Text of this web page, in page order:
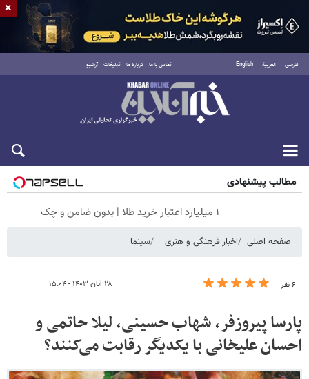
فارسی العربية English تماس با ما درباره ما تبلیغات آرشیو
جمعه ۱۶ مرداد ۱۴۰۵
مطالب پیشنهادی
۱ میلیارد اعتبار خرید طلا | بدون ضامن و چک
صفحه اصلی اخبار فرهنگی و هنری سینما
۶ نفر ۲۸ آبان ۱۴۰۳ - ۱۵:۰۴
پارسا پیروزفر، شهاب حسینی، لیلا حاتمی و
احسان علیخانی با یکدیگر رقابت می‌کنند؟
×